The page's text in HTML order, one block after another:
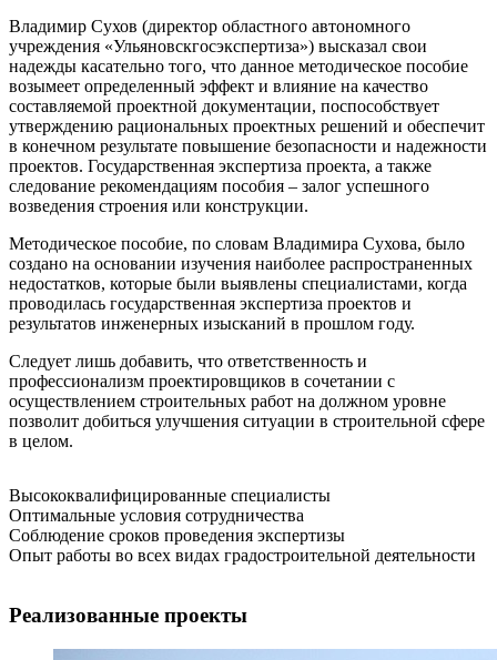
Владимир Сухов (директор областного автономного
учреждения «Ульяновскгосэкспертиза») высказал свои
надежды касательно того, что данное методическое пособие
возымеет определенный эффект и влияние на качество
составляемой проектной документации, поспособствует
утверждению рациональных проектных решений и обеспечит
в конечном результате повышение безопасности и надежности
проектов. Государственная экспертиза проекта, а также
следование рекомендациям пособия – залог успешного
возведения строения или конструкции.
Методическое пособие, по словам Владимира Сухова, было
создано на основании изучения наиболее распространенных
недостатков, которые были выявлены специалистами, когда
проводилась государственная экспертиза проектов и
результатов инженерных изысканий в прошлом году.
Следует лишь добавить, что ответственность и
профессионализм проектировщиков в сочетании с
осуществлением строительных работ на должном уровне
позволит добиться улучшения ситуации в строительной сфере
в целом.
Высококвалифицированные специалисты
Оптимальные условия сотрудничества
Соблюдение сроков проведения экспертизы
Опыт работы во всех видах градостроительной деятельности
Реализованные проекты